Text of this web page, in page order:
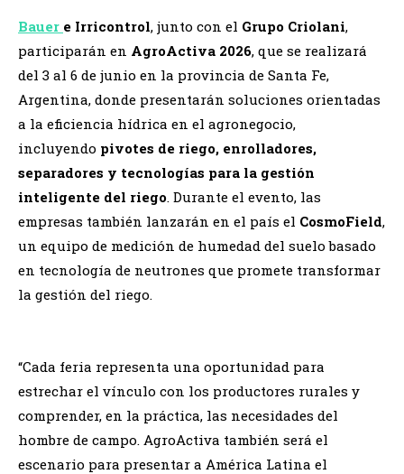
Bauer e Irricontrol, junto con el Grupo Criolani,
participarán en AgroActiva 2026, que se realizará
del 3 al 6 de junio en la provincia de Santa Fe,
Argentina, donde presentarán soluciones orientadas
a la eficiencia hídrica en el agronegocio,
incluyendo pivotes de riego, enrolladores,
separadores y tecnologías para la gestión
inteligente del riego. Durante el evento, las
empresas también lanzarán en el país el CosmoField,
un equipo de medición de humedad del suelo basado
en tecnología de neutrones que promete transformar
la gestión del riego.
“Cada feria representa una oportunidad para
estrechar el vínculo con los productores rurales y
comprender, en la práctica, las necesidades del
hombre de campo. AgroActiva también será el
escenario para presentar a América Latina el